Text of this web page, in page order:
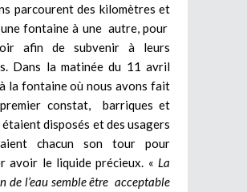
parcourent des kilomètres et
fontaine à une autre, pour
afin de subvenir à leurs
Dans la matinée du 11 avril
la fontaine où nous avons fait
constat, barriques et
disposés et des usagers
chacun son tour pour
avoir le liquide précieux. « La
de l’eau semble être acceptable